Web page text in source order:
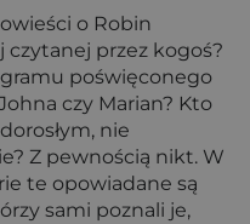
o Robin
czytanej przez kogoś?
poświęconego
czy Marian? Kto
nie
Z pewnością nikt. W
te opowiadane są
sami poznali je,